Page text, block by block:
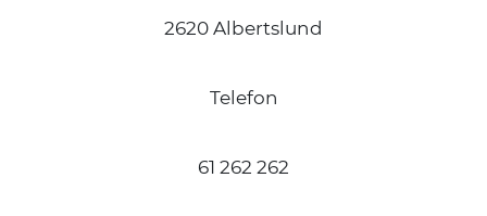
2620 Albertslund
Telefon
61 262 262